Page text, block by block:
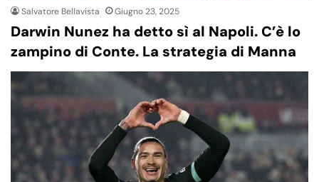
Salvatore Bellavista Giugno 23, 2025
Darwin Nunez ha detto sì al Napoli. C’è lo
zampino di Conte. La strategia di Manna